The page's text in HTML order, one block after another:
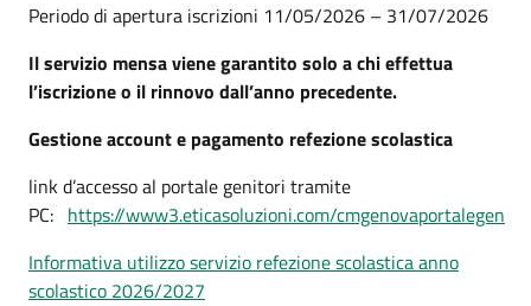
Periodo di apertura iscrizioni 11/05/2026 – 31/07/2026
Il servizio mensa viene garantito solo a chi effettua
l’iscrizione o il rinnovo dall’anno precedente.
Gestione account e pagamento refezione scolastica
link d’accesso al portale genitori tramite
PC: https://www3.eticasoluzioni.com/cmgenovaportalegen
Informativa utilizzo servizio refezione scolastica anno
scolastico 2026/2027